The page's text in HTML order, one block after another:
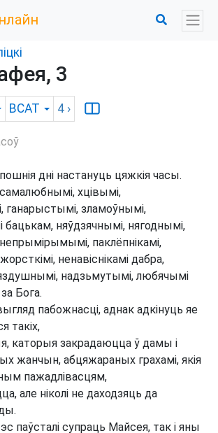
3
BCAT 4 ›
дні настануць цяжкія часы.
хцівымі,
зламоўнымі,
бацькам, няўдзячнымі, нягоднымі,
паклёпнікамі,
ненавіснікамі дабра,
надзьмутымі, любячымі
Бога.
пабожнасці, аднак адкінуць яе
такіх,
каторыя закрадаюцца ў дамы і
жанчын, абцяжараных грахамі, якія
пажадлівасцям,
але ніколі не даходзяць да
паўсталі супраць Майсея, так і яны